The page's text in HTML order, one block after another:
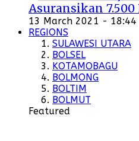
Asuransikan
13 March 2021 - 18:44
REGIONS
SULAWESI UTARA
BOLSEL
KOTAMOBAGU
BOLMONG
BOLTIM
BOLMUT
Featured